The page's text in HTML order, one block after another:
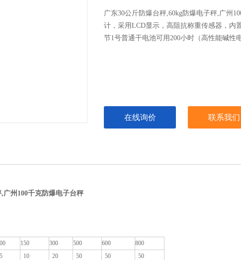
广东30公斤防爆台秤,60kg防爆电子秤,广州
计，采用LCD显示，高阻抗称重传感器，内
节1号普通干电池可用200小时（高性能碱性
在线询价 联系我们
广州100千克防爆电子台秤
150 300 500 600
800
5 10 20 50 50
50